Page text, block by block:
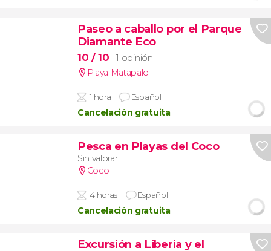
Paseo a caballo por el Parque
Diamante Eco
10 / 10
1 opinión
Playa Matapalo
1 hora Español
Cancelación gratuita
Pesca en Playas del Coco
Sin valorar
Coco
4 horas Español
Cancelación gratuita
Excursión a Liberia y el